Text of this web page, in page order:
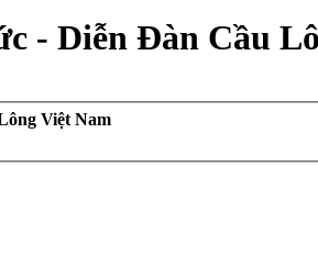
- Diễn Đàn Cầu
Việt Nam